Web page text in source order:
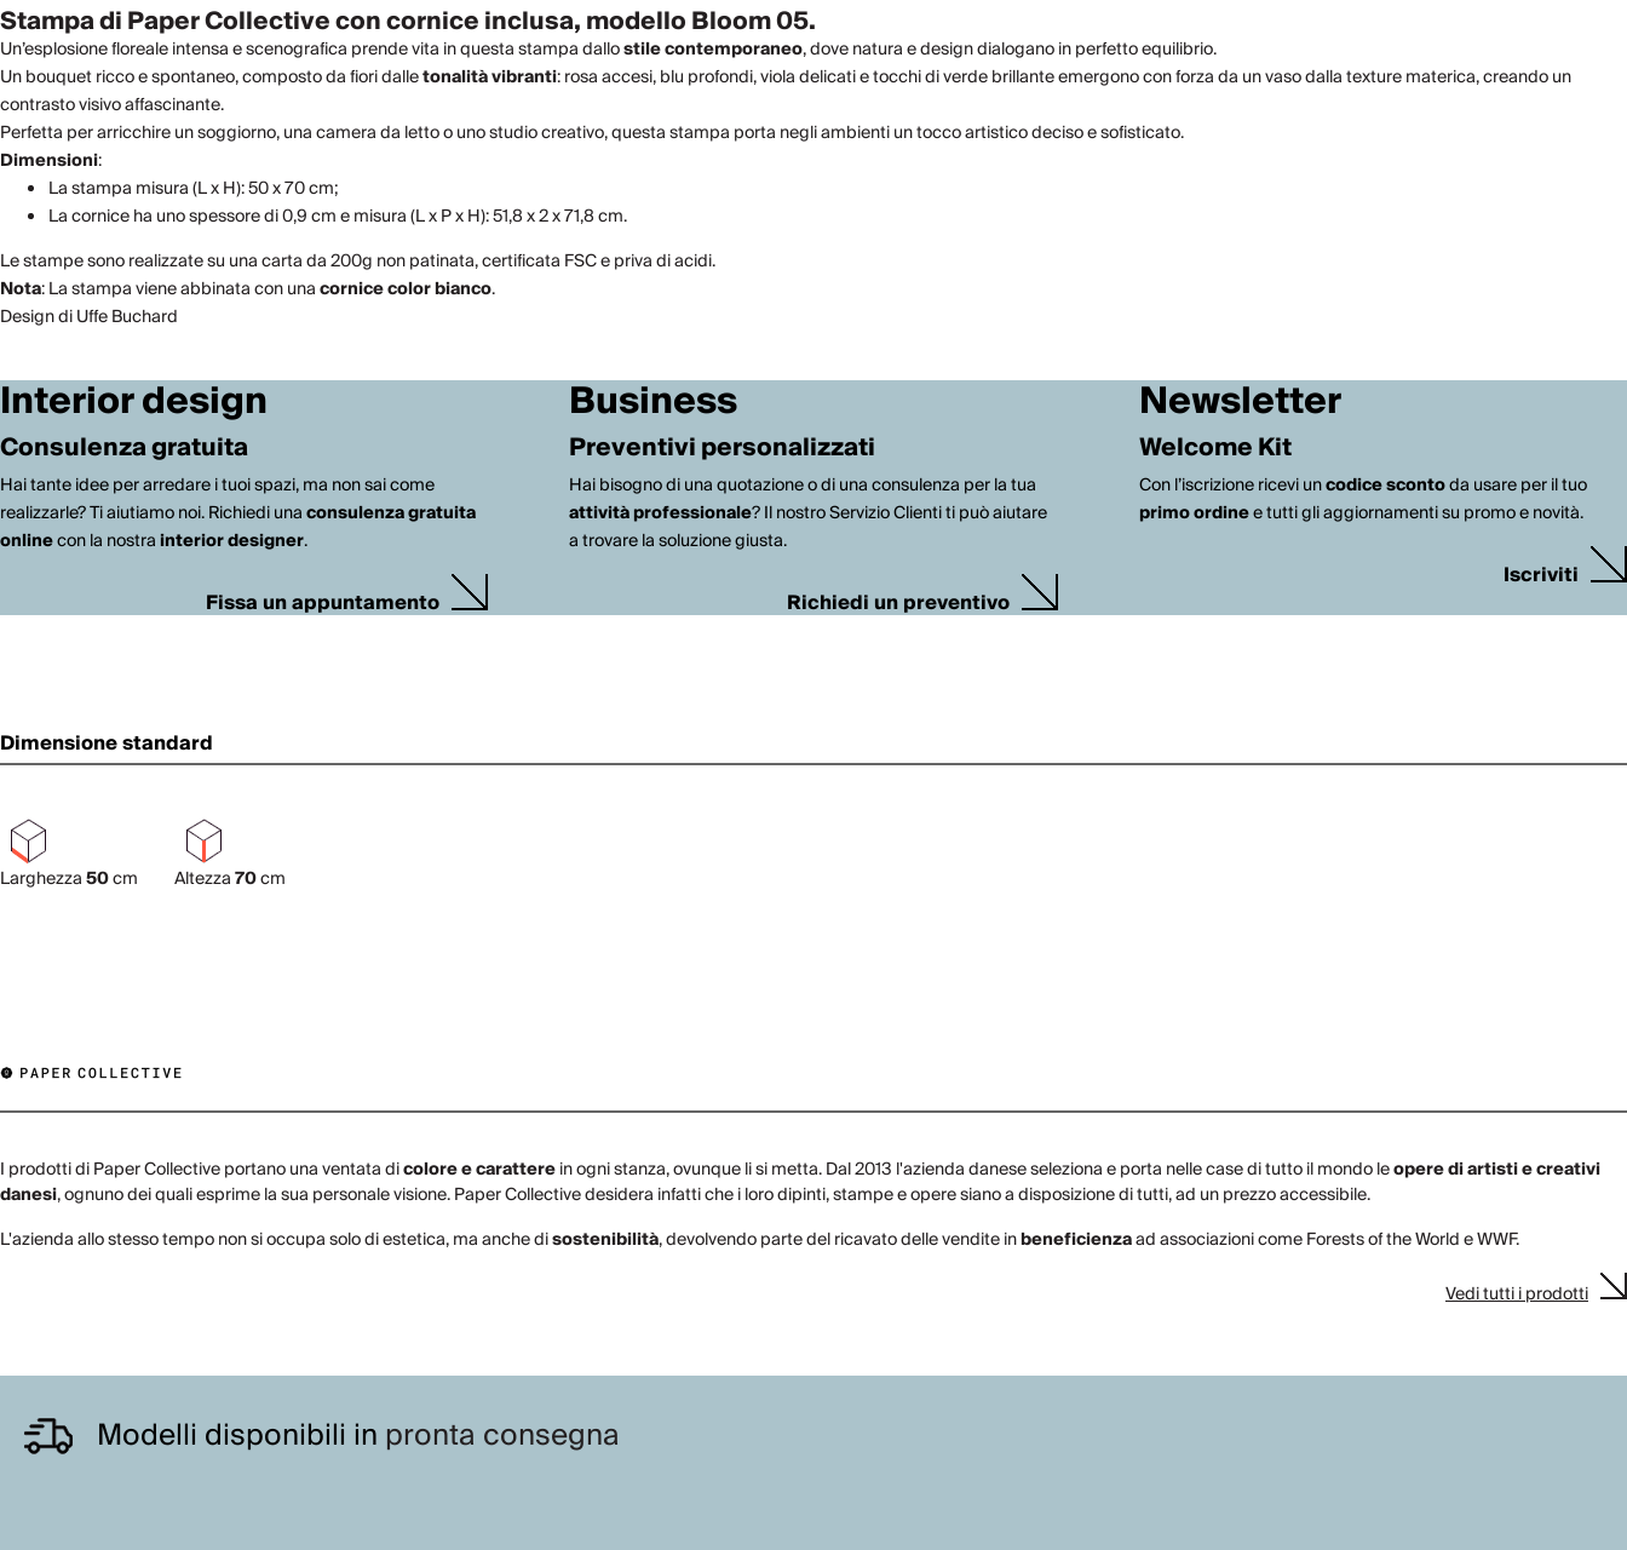
Stampa di Paper Collective con cornice inclusa, modello Bloom 05.
Un’esplosione floreale intensa e scenografica prende vita in questa stampa dallostile contemporaneo, dove natura e design dialogano in perfetto equilibrio.
Un bouquet ricco e spontaneo, composto da fiori dalletonalità vibranti: rosa accesi, blu profondi, viola delicati e tocchi di verde brillante emergono con forza da un vaso dalla texture materica, creando un
contrasto visivo affascinante.
Perfetta per arricchire un soggiorno, una camera da letto o uno studio creativo, questa stampa porta negli ambienti un tocco artistico deciso e sofisticato.
Dimensioni:
La stampa misura (L x H): 50 x 70 cm;
La cornice ha uno spessore di 0,9 cm e misura (L x P x H): 51,8 x 2 x 71,8 cm.
Le stampe sono realizzate su una carta da 200g non patinata, certificata FSC e priva di acidi.
Nota: La stampa viene abbinata con unacornice color bianco.
Design di Uffe Buchard
Interior design
Consulenza gratuita
Hai tante idee per arredare i tuoi spazi, ma non sai come
realizzarle? Ti aiutiamo noi. Richiedi unaconsulenza gratuita
onlinecon la nostrainterior designer.
Fissa un appuntamento
Business
Preventivi personalizzati
Hai bisogno di una quotazione o di una consulenza per la tua
attività professionale? Il nostro Servizio Clienti ti può aiutare
a trovare la soluzione giusta.
Richiedi un preventivo
Newsletter
Welcome Kit
Con l’iscrizione ricevi uncodice scontoda usare per il tuo
primo ordinee tutti gli aggiornamenti su promo e novità.
Iscriviti
Dimensione standard
Larghezza50cm Altezza70cm
I prodotti di Paper Collective portano una ventata dicolore e caratterein ogni stanza, ovunque li si metta. Dal 2013 l'azienda danese seleziona e porta nelle case di tutto il mondo leopere di artisti e creativi
danesi, ognuno dei quali esprime la sua personale visione. Paper Collective desidera infatti che i loro dipinti, stampe e opere siano a disposizione di tutti, ad un prezzo accessibile.
L'azienda allo stesso tempo non si occupa solo di estetica, ma anche disostenibilità, devolvendo parte del ricavato delle vendite inbeneficienzaad associazioni come Forests of the World e WWF.
Vedi tutti i prodotti
Modelli disponibili in pronta consegna